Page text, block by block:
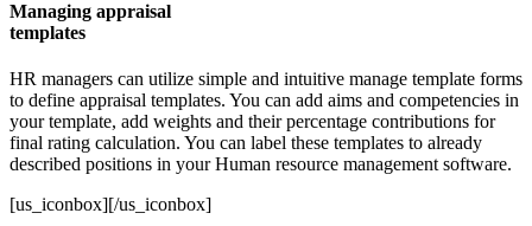
Managing appraisal
templates
HR managers can utilize simple and intuitive manage template forms
to define appraisal templates. You can add aims and competencies in
your template, add weights and their percentage contributions for
final rating calculation. You can label these templates to already
described positions in your Human resource management software.
[us_iconbox][/us_iconbox]